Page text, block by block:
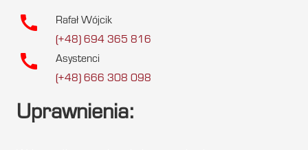
call
Rafał Wójcik
(+48) 694 365 816
call
Asystenci
(+48) 666 308 098
Uprawnienia: